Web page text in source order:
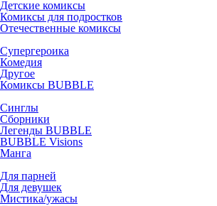
Детские комиксы
Комиксы для подростков
Отечественные комиксы
Супергероика
Комедия
Другое
Комиксы BUBBLE
Синглы
Сборники
Легенды BUBBLE
BUBBLE Visions
Манга
Для парней
Для девушек
Мистика/ужасы